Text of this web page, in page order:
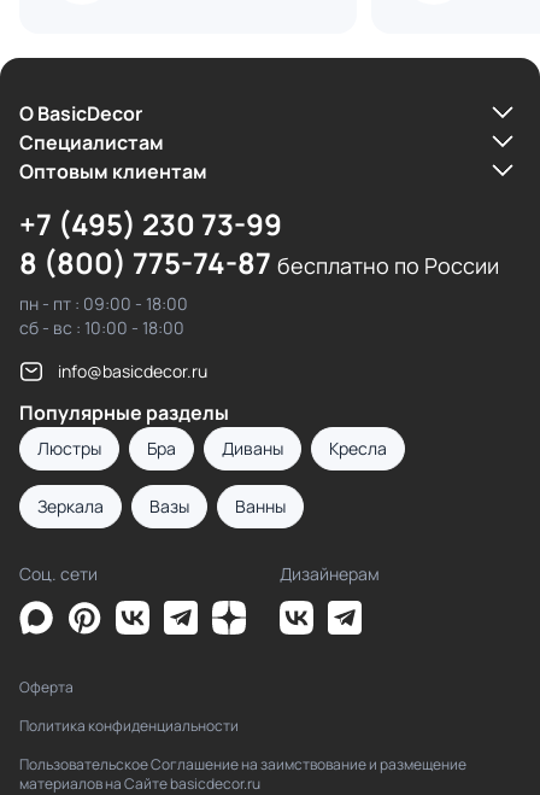
О BasicDecor
Cпециалистам
Оптовым клиентам
+7 (495) 230 73-99
8 (800) 775-74-87 бесплатно по России
пн - пт : 09:00 - 18:00
сб - вс : 10:00 - 18:00
info@basicdecor.ru
Популярные разделы
Люстры Бра Диваны Кресла
Зеркала Вазы Ванны
Соц. сети Дизайнерам
Оферта
Политика конфиденциальности
Пользовательское Соглашение на заимствование и размещение
материалов на Сайте basicdecor.ru